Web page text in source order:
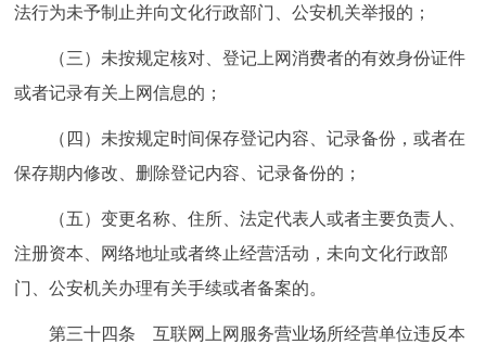
法行为未予制止并向文化行政部门、公安机关举报的；
（三）未按规定核对、登记上网消费者的有效身份证件
或者记录有关上网信息的；
（四）未按规定时间保存登记内容、记录备份，或者在
保存期内修改、删除登记内容、记录备份的；
（五）变更名称、住所、法定代表人或者主要负责人、
注册资本、网络地址或者终止经营活动，未向文化行政部
门、公安机关办理有关手续或者备案的。
第三十四条 互联网上网服务营业场所经营单位违反本